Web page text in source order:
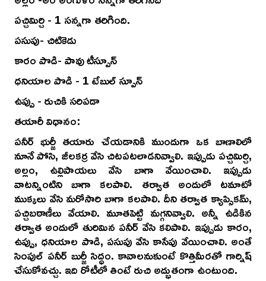
పచ్చిమిర్చి - 1 సన్నగా తరిగింది.
పసుపు- చిటికెడు
కారం పొడి- పావు టీస్పూన్
ధనియాల పొడి - 1 టేబుల్ స్పూన్
ఉప్పు - రుచికి సరిపడా
తయారీ విధానం:
పనీర్ భుర్జీ తయారు చేయడానికి ముందుగా ఒక బాణాలిలో
నూనే పోసి, జీలకర్ర వేసి చిటపటలాడనివ్వాలి. ఇప్పుడు పచ్చిమిర్చి,
అల్లం, ఉల్లిపాయలు వేసి బాగా వేయించాలి. ఇప్పుడు
వాటన్నింటిని బాగా కలపాలి. తర్వాత అందులో టమాటో
ముక్కలు వేసి మరోసారి బాగా కలపాలి. దీని తర్వాత క్యాప్సికమ్,
పచ్చిబఠాణీలు వేయాలి. మూతపెట్టి మగ్గనివ్వాలి. అన్నీ ఉడికిన
తర్వాత అందులో తురిమిన పనీర్ వేసి కలిపాలి. ఇప్పుడు కారం,
ఉప్పు, ధనియాల పొడి, పసుపు వేసి కాసేపు వేయించాలి. అంతే
సింపుల్ పనీర్ బుర్జీ సిద్ధం. కావాలనుకుంటే కొత్తిమీరతో గార్నిష్
చేసుకోవచ్చు. ఇది రోటీలో తింటే రుచి అద్భుతంగా ఉంటుంది.